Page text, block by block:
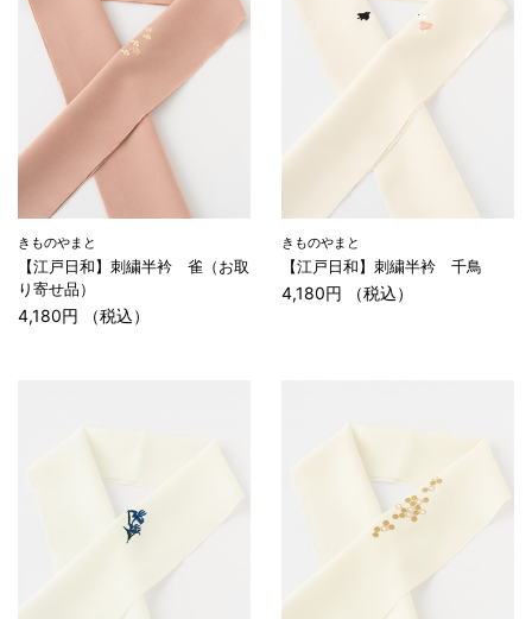
きものやまと
【江戸日和】刺繍半衿 雀（お取
り寄せ品）
4,180円 （税込）
きものやまと
【江戸日和】刺繍半衿 千鳥
4,180円 （税込）